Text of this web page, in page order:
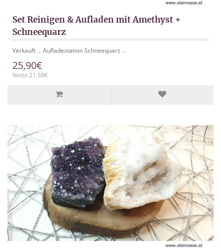
Set Reinigen & Aufladen mit Amethyst +
Schneequarz
Verkauft ... Aufladestation Schneequarz ..
25,90€
Netto 21,58€